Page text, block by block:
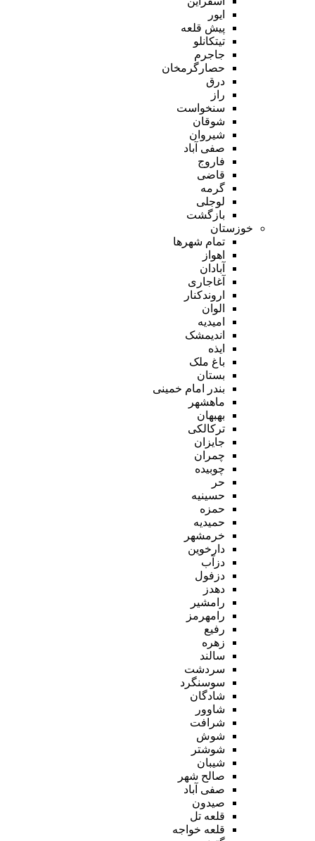
ایور
پیش قلعه
تیتکانلو
جاجرم
حصارگرمخان
درق
راز
سنخواست
شوقان
شیروان
صفی آباد
فاروج
قاضی
گرمه
لوجلی
بازگشت
خوزستان
تمام شهر‌ها
اهواز
آبادان
آغاجاری
اروندکنار
الوان
امیدیه
اندیمشک
ایذه
باغ ملک
بستان
بندر امام خمینی
ماهشهر
بهبهان
ترکالکی
جایزان
چمران
چوبیده
حر
حسینیه
حمزه
حمیدیه
خرمشهر
دارخوین
دزآب
دزفول
دهدز
رامشیر
رامهرمز
رفیع
زهره
سالند
سردشت
سوسنگرد
شادگان
شاوور
شرافت
شوش
شوشتر
شیبان
صالح شهر
صفی آباد
صیدون
قلعه تل
قلعه خواجه